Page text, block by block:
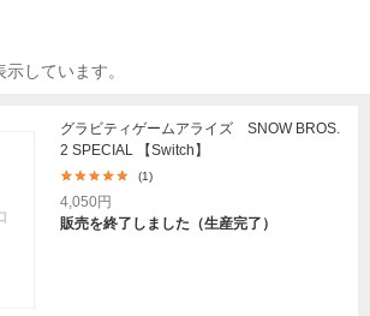
しています。
グラビティゲームアライズ SNOW BROS.
2 SPECIAL 【Switch】
(1)
4,050円
販売を終了しました（生産完了）